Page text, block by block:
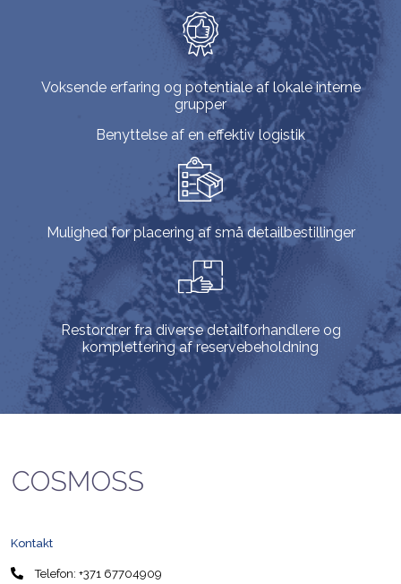
Voksende erfaring og potentiale af lokale interne
grupper
Benyttelse af en effektiv logistik
Mulighed for placering af små detailbestillinger
Restordrer fra diverse detailforhandlere og
komplettering af reservebeholdning
Kontakt
Telefon: +371 67704909